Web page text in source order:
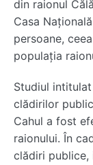
din raionul
Casa
persoane,
populația
Studiul
clădirilor
Cahul a fost
raionului. În
clădiri